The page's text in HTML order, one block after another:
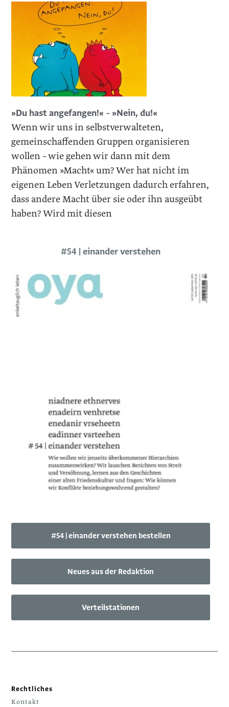
»Du hast angefangen!« – »Nein, du!«
Wenn wir uns in selbstverwalteten,
gemeinschaffenden Gruppen organisieren
wollen – wie gehen wir dann mit dem
Phänomen »Macht« um? Wer hat nicht im
eigenen Leben Verletzungen dadurch erfahren,
dass andere Macht über sie oder ihn ausgeübt
haben? Wird mit diesen
#54 | einander verstehen
#54 | einander verstehen bestellen
Neues aus der Redaktion
Verteilstationen
Rechtliches
Kontakt